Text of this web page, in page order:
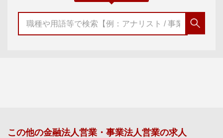
この他の金融法人営業・事業法人営業の求人